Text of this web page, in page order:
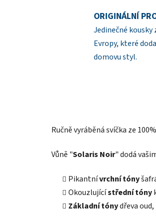
ORIGINÁLNÍ
Jedinečné kousky
Evropy, které
domovu styl.
Ručně vyráběná svíčka ze
Vůně "Solaris Noir" dodá
Pikantnívrchní tóny
Okouzlujícístřední tóny
Základní tónydřeva